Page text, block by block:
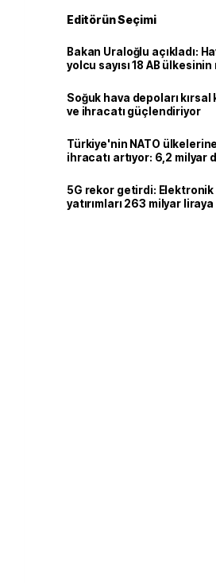
Editörün Seçimi
Bakan Uraloğlu açıkladı:
yolcu sayısı 18 AB
Soğuk hava depoları kırsal
ve ihracatı güçlendiriyor
Türkiye'nin NATO
ihracatı artıyor: 6,2 milyar
5G rekor getirdi:
yatırımları 263 milyar liraya